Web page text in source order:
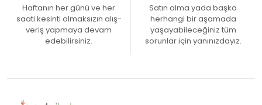
Haftanın her günü ve her
saati kesinti olmaksızın alış-
veriş yapmaya devam
edebilirsiniz.
Satın alma yada başka
herhangi bir aşamada
yaşayabileceğiniz tüm
sorunlar için yanınızdayız.